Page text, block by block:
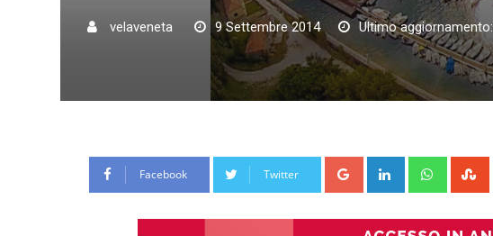
velaveneta 9 Settembre 2014 Ultimo
Facebook Twitter Google+ LinkedIn